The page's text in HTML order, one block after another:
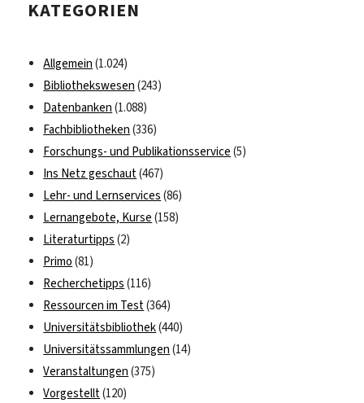
KATEGORIEN
Allgemein (1.024)
Bibliothekswesen (243)
Datenbanken (1.088)
Fachbibliotheken (336)
Forschungs- und Publikationsservice (5)
Ins Netz geschaut(467)
Lehr- und Lernservices (86)
Lernangebote, Kurse (158)
Literaturtipps (2)
Primo (81)
Recherchetipps (116)
Ressourcen im Test(364)
Universitätsbibliothek(440)
Universitätssammlungen (14)
Veranstaltungen (375)
Vorgestellt(120)